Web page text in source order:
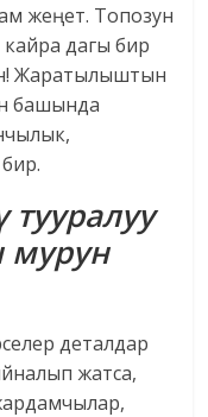
жеңет. Топозун
дагы бир
Жаратылыштын
башында
тууралуу
мурун
деталдар
жатса,